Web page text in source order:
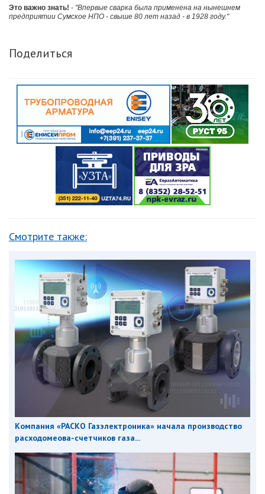
Это важно знать! - "Впервые сварка была применена на нынешнем
предприятии Сумское НПО - свыше 80 лет назад - в 1928 году."
Поделиться
Смотрите также:
Компания «РАСКО Газэлектроника» начала производство
расходомеова-счетчиков газа...